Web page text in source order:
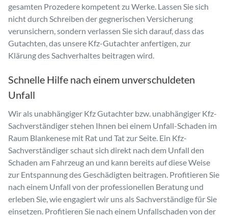
gesamten Prozedere kompetent zu Werke. Lassen Sie sich
nicht durch Schreiben der gegnerischen Versicherung
verunsichern, sondern verlassen Sie sich darauf, dass das
Gutachten, das unsere Kfz-Gutachter anfertigen, zur
Klärung des Sachverhaltes beitragen wird.
Schnelle Hilfe nach einem unverschuldeten
Unfall
Wir als unabhängiger Kfz Gutachter bzw. unabhängiger Kfz-
Sachverständiger stehen Ihnen bei einem Unfall-Schaden im
Raum Blankenese mit Rat und Tat zur Seite. Ein Kfz-
Sachverständiger schaut sich direkt nach dem Unfall den
Schaden am Fahrzeug an und kann bereits auf diese Weise
zur Entspannung des Geschädigten beitragen. Profitieren Sie
nach einem Unfall von der professionellen Beratung und
erleben Sie, wie engagiert wir uns als Sachverständige für Sie
einsetzen. Profitieren Sie nach einem Unfallschaden von der